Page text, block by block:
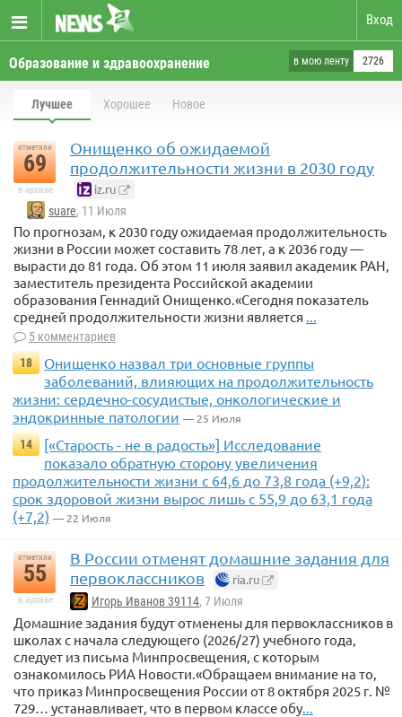
Вход
Образование и здравоохранение в мою ленту 2726
Лучшее Хорошее Новое
отметили
69
в архиве
Онищенко об ожидаемой
продолжительности жизни в 2030 году
iz.ru
suare, 11 Июля
По прогнозам, к 2030 году ожидаемая продолжительность
жизни в России может составить 78 лет, а к 2036 году —
вырасти до 81 года. Об этом 11 июля заявил академик РАН,
заместитель президента Российской академии
образования Геннадий Онищенко.«Сегодня показатель
средней продолжительности жизни является ...
5 комментариев
18
Онищенко назвал три основные группы
заболеваний, влияющих на продолжительность
жизни: сердечно-сосудистые, онкологические и
эндокринные патологии — 25 Июля
14
[«Старость - не в радость»] Исследование
показало обратную сторону увеличения
продолжительности жизни с 64,6 до 73,8 года (+9,2):
срок здоровой жизни вырос лишь с 55,9 до 63,1 года
(+7,2) — 22 Июля
отметили
55
в архиве
В России отменят домашние задания для
первоклассников
ria.ru
Игорь Иванов 39114, 7 Июля
Домашние задания будут отменены для первоклассников в
школах с начала следующего (2026/27) учебного года,
следует из письма Минпросвещения, с которым
ознакомилось РИА Новости.«Обращаем внимание на то,
что приказ Минпросвещения России от 8 октября 2025 г. №
729… устанавливает, что в первом классе обу